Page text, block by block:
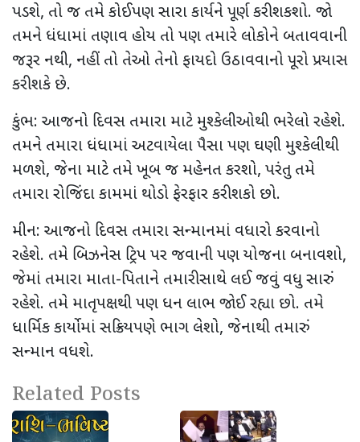
પડશે, તો જ તમે કોઈપણ સારા કાર્યને પૂર્ણ કરી શકશો. જો
તમને ધંધામાં તણાવ હોય તો પણ તમારે લોકોને બતાવવાની
જરૂર નથી, નહીં તો તેઓ તેનો ફાયદો ઉઠાવવાનો પૂરો પ્રયાસ
કરી શકે છે.
કુંભ: આજનો દિવસ તમારા માટે મુશ્કેલીઓથી ભરેલો રહેશે.
તમને તમારા ધંધામાં અટવાયેલા પૈસા પણ ઘણી મુશ્કેલીથી
મળશે, જેના માટે તમે ખૂબ જ મહેનત કરશો, પરંતુ તમે
તમારા રોજિંદા કામમાં થોડો ફેરફાર કરી શકો છો.
મીન: આજનો દિવસ તમારા સન્માનમાં વધારો કરવાનો
રહેશે. તમે બિઝનેસ ટ્રિપ પર જવાની પણ યોજના બનાવશો,
જેમાં તમારા માતા-પિતાને તમારી સાથે લઈ જવું વધુ સારું
રહેશે. તમે માતૃપક્ષથી પણ ધન લાભ જોઈ રહ્યા છો. તમે
ધાર્મિક કાર્યોમાં સક્રિયપણે ભાગ લેશો, જેનાથી તમારું
સન્માન વધશે.
Related Posts